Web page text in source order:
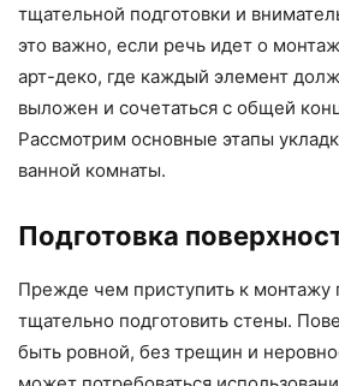
тщательной подготовки и
это важно, если речь идет о
арт-деко, где каждый элемент
выложен и сочетаться с общей
Рассмотрим основные этапы
ванной комнаты.
Подготовка
Прежде чем приступить к монтажу
тщательно подготовить стены.
быть ровной, без трещин и